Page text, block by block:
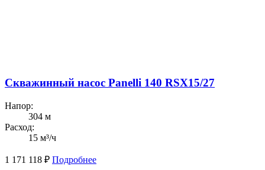
Скважинный насос Panelli 140 RSX15/27
Напор:
304 м
Расход:
15 м³/ч
1 171 118 ₽ Подробнее